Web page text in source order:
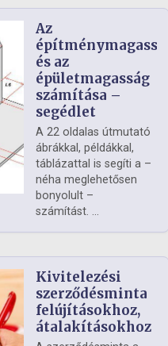
Az
építménymagasság
és az
épületmagasság
számítása –
segédlet
A 22 oldalas útmutató
ábrákkal, példákkal,
táblázattal is segíti a –
néha meglehetősen
bonyolult –
számítást. ...
Kivitelezési
szerződésminta
felújításokhoz,
átalakításokhoz